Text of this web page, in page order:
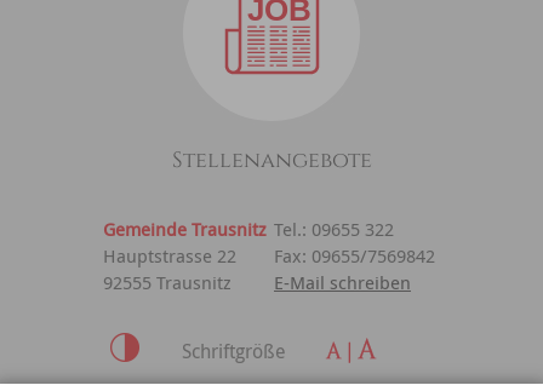
Stellenangebote
Gemeinde Trausnitz Tel.: 09655 322
Hauptstrasse 22
Fax: 09655/7569842
92555 Trausnitz
E-Mail schreiben
Schriftgröße